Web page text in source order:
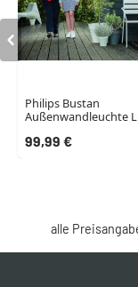
Philips Bustan
Außenwandleuchte
Bewegungsmelder
99,99 €
alle